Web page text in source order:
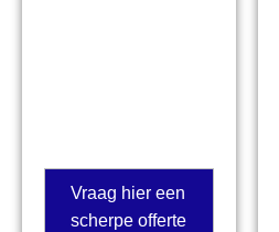
Vraag hier een
scherpe offerte